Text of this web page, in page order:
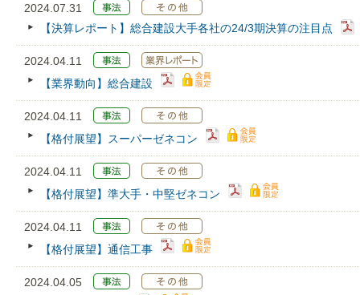
2024.07.31
【決算レポート】総合建設大手各社の24/3期決算の注目点
2024.04.11
【業界動向】総合建設
2024.04.11
【格付展望】スーパーゼネコン
2024.04.11
【格付展望】準大手・中堅ゼネコン
2024.04.11
【格付展望】通信工事
2024.04.05